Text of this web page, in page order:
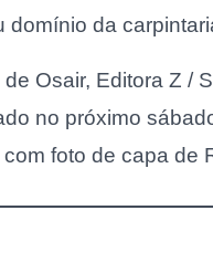
domínio da
de Osair, Editora Z /
no próximo
foto de capa de